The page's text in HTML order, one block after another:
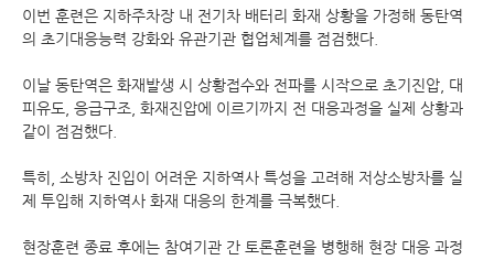
이번 훈련은 지하주차장 내 전기차 배터리 화재 상황을 가정해 동탄역
의 초기대응능력 강화와 유관기관 협업체계를 점검했다.
이날 동탄역은 화재발생 시 상황접수와 전파를 시작으로 초기진압, 대
피유도, 응급구조, 화재진압에 이르기까지 전 대응과정을 실제 상황과
같이 점검했다.
특히, 소방차 진입이 어려운 지하역사 특성을 고려해 저상소방차를 실
제 투입해 지하역사 화재 대응의 한계를 극복했다.
현장훈련 종료 후에는 참여기관 간 토론훈련을 병행해 현장 대응 과정